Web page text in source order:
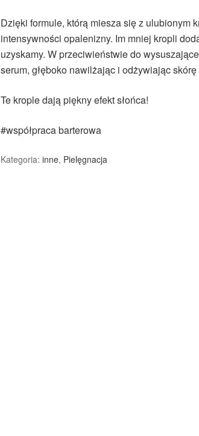
Dzięki formule, którą miesza się z ulubionym
intensywności opalenizny. Im mniej kropli
uzyskamy. W przeciwieństwie do
serum, głęboko nawilżając i odżywiając skórę
Te krople dają piękny efekt słońca!
#współpraca barterowa
Kategoria: inne, Pielęgnacja